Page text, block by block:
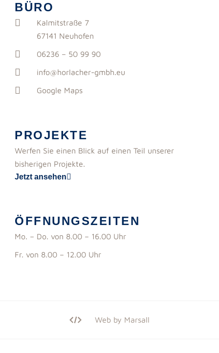
BÜRO
Kalmitstraße 7
67141 Neuhofen
06236 – 50 99 90
info@horlacher-gmbh.eu
Google Maps
PROJEKTE
Werfen Sie einen Blick auf einen Teil unserer
bisherigen Projekte.
Jetzt ansehen
ÖFFNUNGSZEITEN
Mo. – Do. von 8.00 – 16.00 Uhr
Fr. von 8.00 – 12.00 Uhr
Web by Marsall